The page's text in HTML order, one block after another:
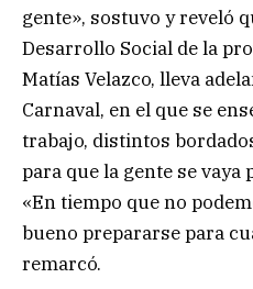
gente», sostuvo y reveló
Desarrollo Social de la
Matías Velazco, lleva
Carnaval, en el que se
trabajo, distintos
para que la gente se vaya
«En tiempo que no
bueno prepararse para
remarcó.